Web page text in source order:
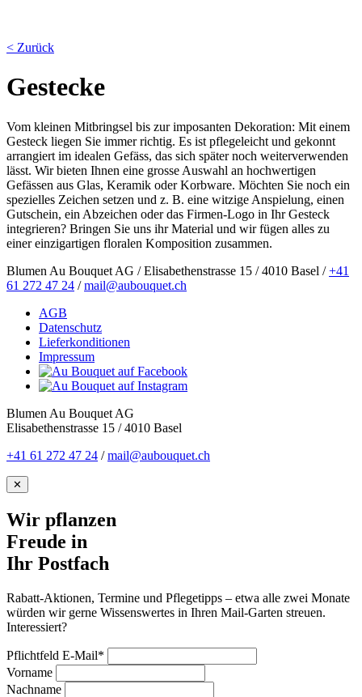
< Zurück
Gestecke
Vom kleinen Mitbringsel bis zur imposanten Dekoration: Mit einem
Gesteck liegen Sie immer richtig. Es ist pflegeleicht und gekonnt
arrangiert im idealen Gefäss, das sich später noch weiterverwenden
lässt. Wir bieten Ihnen eine grosse Auswahl an hochwertigen
Gefässen aus Glas, Keramik oder Korbware. Möchten Sie noch ein
spezielles Zeichen setzen und z. B. eine witzige Anspielung, einen
Gutschein, ein Abzeichen oder das Firmen-Logo in Ihr Gesteck
integrieren? Bringen Sie uns ihr Material und wir fügen alles zu
einer einzigartigen floralen Komposition zusammen.
Blumen Au Bouquet AG / Elisabethenstrasse 15 / 4010 Basel /+41
61 272 47 24 /mail@aubouquet.ch
AGB
Datenschutz
Lieferkonditionen
Impressum
Blumen Au Bouquet AG
Elisabethenstrasse 15 / 4010 Basel
+41 61 272 47 24 /mail@aubouquet.ch
✕
Wir pflanzen
Freude in
Ihr Postfach
Rabatt-Aktionen, Termine und Pflegetipps – etwa alle zwei Monate
würden wir gerne Wissenswertes in Ihren Mail-Garten streuen.
Interessiert?
Pflichtfeld E-Mail*
Vorname
Nachname